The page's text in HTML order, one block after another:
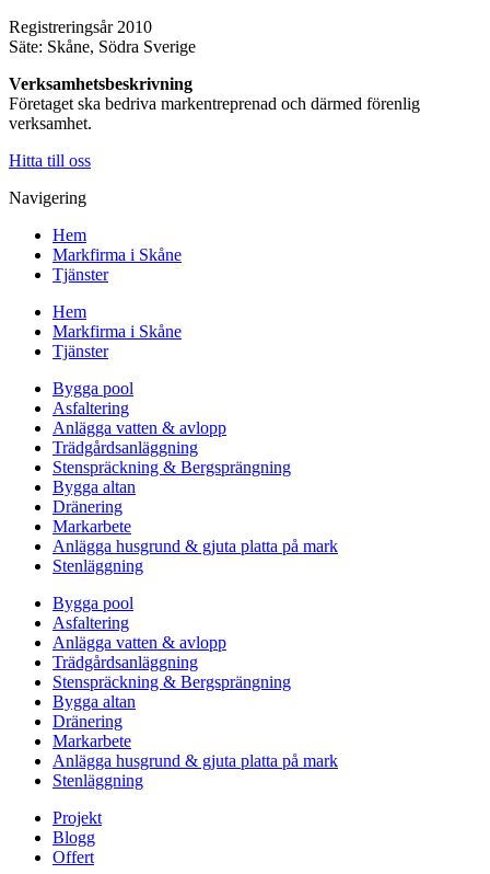
Registreringsår 2010
Säte: Skåne, Södra Sverige
Verksamhetsbeskrivning
Företaget ska bedriva markentreprenad och därmed förenlig
verksamhet.
Hitta till oss
Navigering
Hem
Markfirma i Skåne
Tjänster
Hem
Markfirma i Skåne
Tjänster
Bygga pool
Asfaltering
Anlägga vatten & avlopp
Trädgårdsanläggning
Stenspräckning & Bergsprängning
Bygga altan
Dränering
Markarbete
Anlägga husgrund & gjuta platta på mark
Stenläggning
Bygga pool
Asfaltering
Anlägga vatten & avlopp
Trädgårdsanläggning
Stenspräckning & Bergsprängning
Bygga altan
Dränering
Markarbete
Anlägga husgrund & gjuta platta på mark
Stenläggning
Projekt
Blogg
Offert